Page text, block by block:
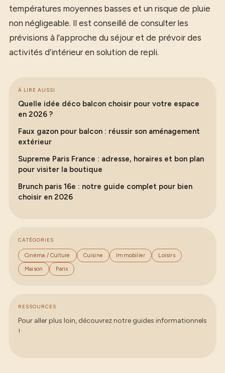
températures moyennes basses et un risque de pluie
non négligeable. Il est conseillé de consulter les
prévisions à l’approche du séjour et de prévoir des
activités d’intérieur en solution de repli.
À LIRE AUSSI
Quelle idée déco balcon choisir pour votre espace
en 2026 ?
Faux gazon pour balcon : réussir son aménagement
extérieur
Supreme Paris France : adresse, horaires et bon plan
pour visiter la boutique
Brunch paris 16e : notre guide complet pour bien
choisir en 2026
CATÉGORIES
Cinéma / Culture Cuisine Immobilier Loisirs
Maison Paris
RESSOURCES
Pour aller plus loin, découvrez notre guides informationnels
!